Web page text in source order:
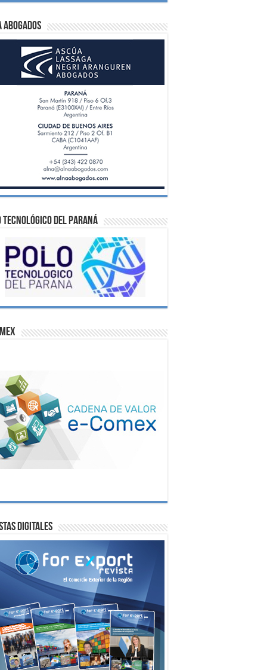
Abogados
Tecnológico del Paraná
digitales